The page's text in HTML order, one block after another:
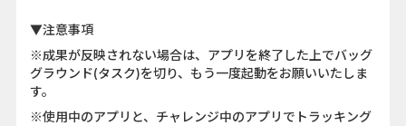
▼注意事項
※成果が反映されない場合は、アプリを終了した上でバッグ
グラウンド(タスク)を切り、もう一度起動をお願いいたしま
す。
※使用中のアプリと、チャレンジ中のアプリでトラッキング